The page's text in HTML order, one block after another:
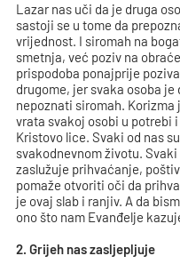
Lazar nas uči da je druga
sastoji se u tome da
vrijednost. I siromah na
smetnja, već poziv na
prispodoba ponajprije
drugome, jer svaka osoba je
nepoznati siromah.
vrata svakoj osobi u potrebi
Kristovo lice. Svaki od nas
svakodnevnom životu.
zaslužuje prihvaćanje,
pomaže otvoriti oči da
je ovaj slab i ranjiv. A da
ono što nam Evanđelje
2. Grijeh nas zasljepljuje